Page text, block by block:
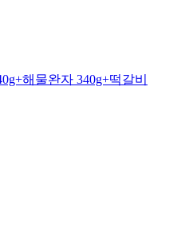
해물완자 340g+떡갈비